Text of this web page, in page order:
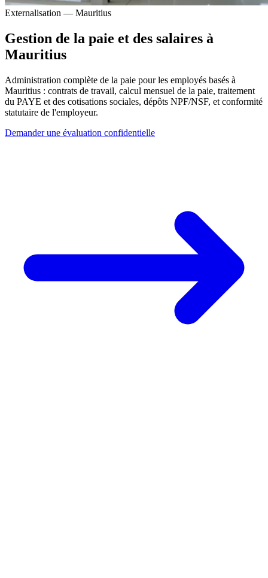
Externalisation — Mauritius
Gestion de la paie et des salaires à
Mauritius
Administration complète de la paie pour les employés basés à
Mauritius : contrats de travail, calcul mensuel de la paie, traitement
du PAYE et des cotisations sociales, dépôts NPF/NSF, et conformité
statutaire de l'employeur.
Demander une évaluation confidentielle